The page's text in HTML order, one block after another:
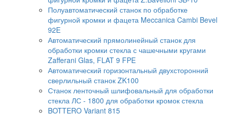
Полуавтоматический станок по обработке
фигурной кромки и фацета Meccanica Cambi Bevel
92E
Автоматический прямолинейный станок для
обработки кромки стекла с чашечными кругами
Zafferani Glas, FLAT 9 FPE
Автоматический горизонтальный двухсторонний
сверлильный станок ZK100
Станок ленточный шлифовальный для обработки
стекла ЛС - 1800 для обработки кромок стекла
BOTTERO Variant 815